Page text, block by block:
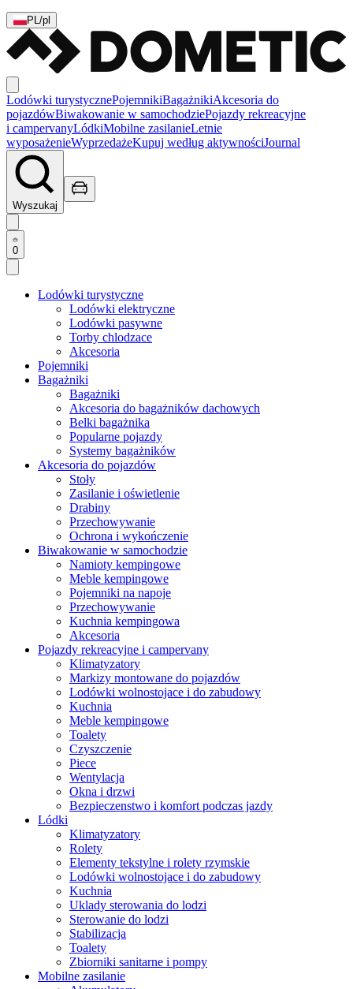
PL/pl
Lodówki turystycznePojemnikiBagażnikiAkcesoria do
pojazdówBiwakowanie w samochodziePojazdy rekreacyjne
i campervanyLódkiMobilne zasilanieLetnie
wyposażenieWyprzedażeKupuj według aktywnościJournal
Wyszukaj
0
Lodówki turystyczne
Lodówki elektryczne
Lodówki pasywne
Torby chlodzace
Akcesoria
Pojemniki
Bagażniki
Bagażniki
Akcesoria do bagażników dachowych
Belki bagażnika
Popularne pojazdy
Systemy bagażników
Akcesoria do pojazdów
Stoły
Zasilanie i oświetlenie
Drabiny
Przechowywanie
Ochrona i wykończenie
Biwakowanie w samochodzie
Namioty kempingowe
Meble kempingowe
Pojemniki na napoje
Przechowywanie
Kuchnia kempingowa
Akcesoria
Pojazdy rekreacyjne i campervany
Klimatyzatory
Markizy montowane do pojazdów
Lodówki wolnostojace i do zabudowy
Kuchnia
Meble kempingowe
Toalety
Czyszczenie
Piece
Wentylacja
Okna i drzwi
Bezpieczenstwo i komfort podczas jazdy
Lódki
Klimatyzatory
Rolety
Elementy tekstylne i rolety rzymskie
Lodówki wolnostojace i do zabudowy
Kuchnia
Uklady sterowania do lodzi
Sterowanie do lodzi
Stabilizacja
Toalety
Zbiorniki sanitarne i pompy
Mobilne zasilanie